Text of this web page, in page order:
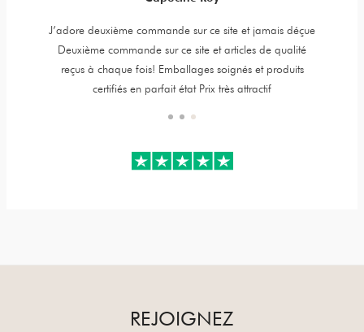
J’adore deuxième commande sur ce site et jamais déçue
Deuxième commande sur ce site et articles de qualité
reçus à chaque fois! Emballages soignés et produits
certifiés en parfait état Prix très attractif
REJOIGNEZ